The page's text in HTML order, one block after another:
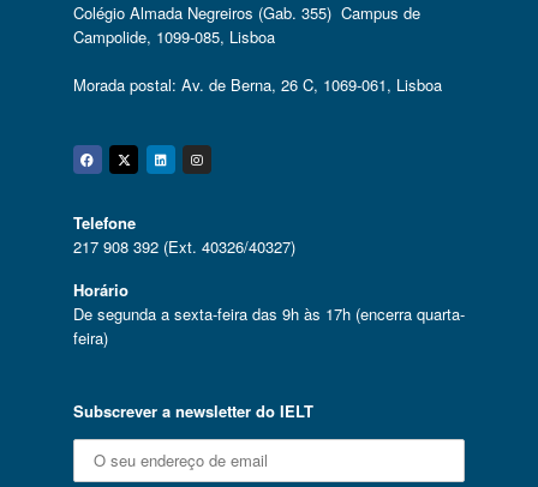
Colégio Almada Negreiros (Gab. 355) Campus de
Campolide, 1099-085, Lisboa
Morada postal: Av. de Berna, 26 C, 1069-061, Lisboa
Facebook
Twitter
Linkedin
Instagram
Telefone
217 908 392 (Ext. 40326/40327)
Horário
De segunda a sexta-feira das 9h às 17h (encerra quarta-
feira)
Subscrever a newsletter do IELT